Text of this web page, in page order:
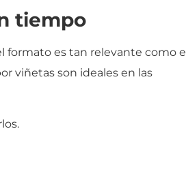
tiempo
formato es tan relevante como el
viñetas son ideales en las